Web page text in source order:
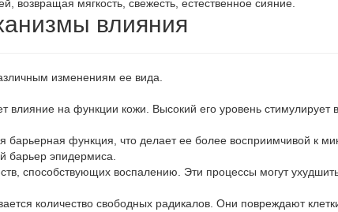
возвращая мягкость, свежесть, естественное сияние.
влияния
изменениям ее вида.
влияние на функции кожи. Высокий его уровень стимулирует
функция, что делает ее более восприимчивой к
барьер эпидермиса.
способствующих воспалению. Эти процессы могут
количество свободных радикалов. Они повреждают